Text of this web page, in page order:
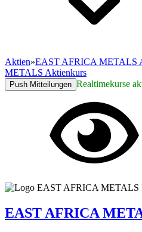
Aktien»EAST AFRICA METALS
METALS Aktienkurs
Push Mitteilungen Realtimekurse
EAST AFRICA